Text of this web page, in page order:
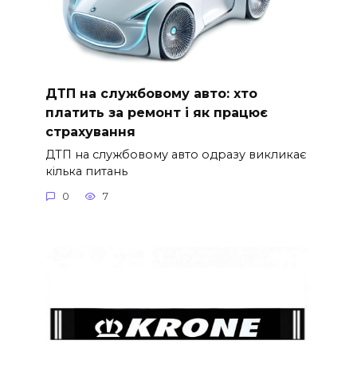
ДТП на службовому авто: хто
платить за ремонт і як працює
страхування
ДТП на службовому авто одразу викликає
кілька питань
0 7